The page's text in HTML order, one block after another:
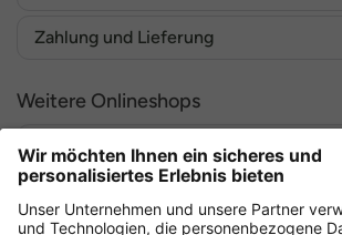
Zahlung und Lieferung
Weitere Onlineshops
Deutschland